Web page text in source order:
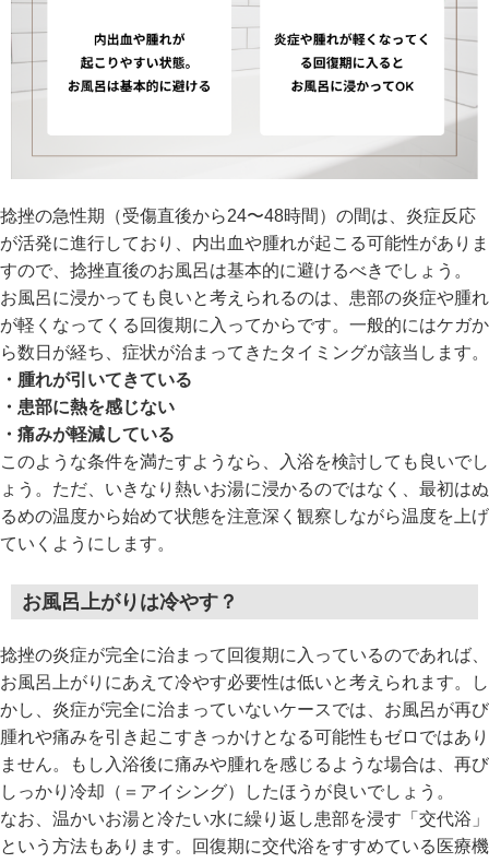
捻挫の急性期（受傷直後から24〜48時間）の間は、炎症反応
が活発に進行しており、内出血や腫れが起こる可能性がありま
すので、捻挫直後のお風呂は基本的に避けるべきでしょう。
お風呂に浸かっても良いと考えられるのは、患部の炎症や腫れ
が軽くなってくる回復期に入ってからです。一般的にはケガか
ら数日が経ち、症状が治まってきたタイミングが該当します。
・腫れが引いてきている
・患部に熱を感じない
・痛みが軽減している
このような条件を満たすようなら、入浴を検討しても良いでし
ょう。ただ、いきなり熱いお湯に浸かるのではなく、最初はぬ
るめの温度から始めて状態を注意深く観察しながら温度を上げ
ていくようにします。
お風呂上がりは冷やす？
捻挫の炎症が完全に治まって回復期に入っているのであれば、
お風呂上がりにあえて冷やす必要性は低いと考えられます。し
かし、炎症が完全に治まっていないケースでは、お風呂が再び
腫れや痛みを引き起こすきっかけとなる可能性もゼロではあり
ません。もし入浴後に痛みや腫れを感じるような場合は、再び
しっかり冷却（＝アイシング）したほうが良いでしょう。
なお、温かいお湯と冷たい水に繰り返し患部を浸す「交代浴」
という方法もあります。回復期に交代浴をすすめている医療機